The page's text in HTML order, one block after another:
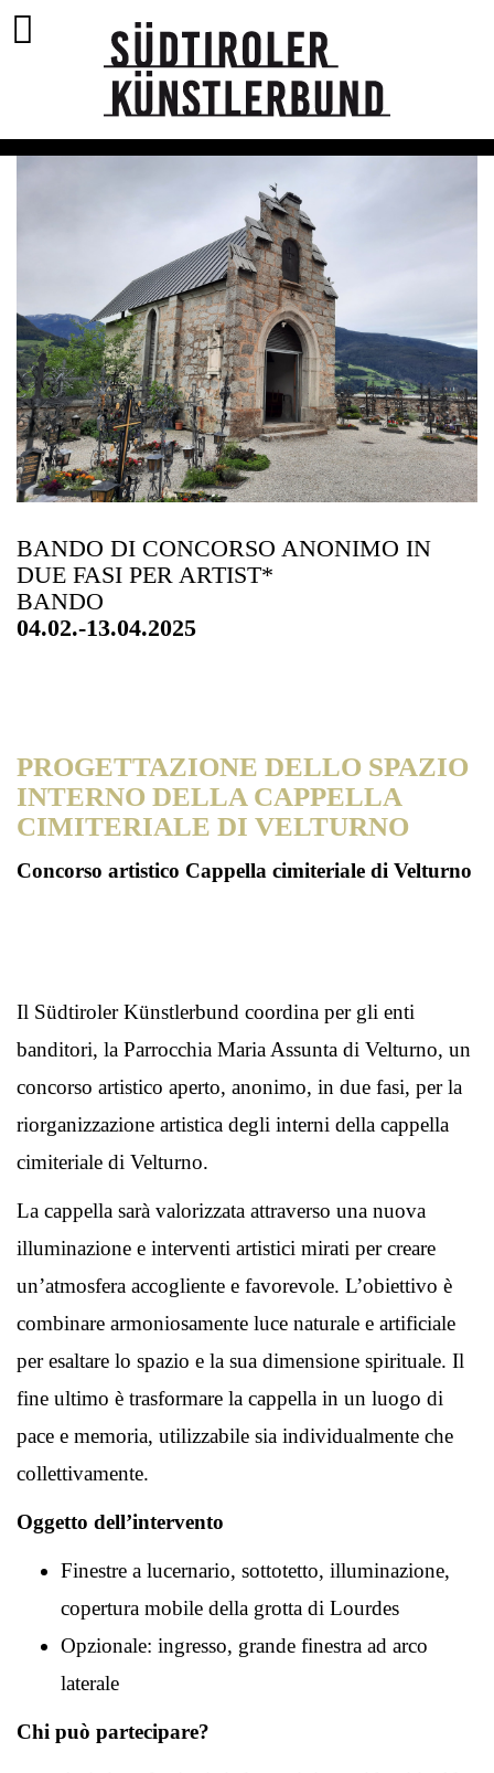
BANDO DI CONCORSO ANONIMO IN
DUE FASI PER ARTIST*
BANDO
04.02.-13.04.2025
PROGETTAZIONE DELLO SPAZIO
INTERNO DELLA CAPPELLA
CIMITERIALE DI VELTURNO
Concorso artistico Cappella cimiteriale di Velturno
Il Südtiroler Künstlerbund coordina per gli enti
banditori, la Parrocchia Maria Assunta di Velturno, un
concorso artistico aperto, anonimo, in due fasi, per la
riorganizzazione artistica degli interni della cappella
cimiteriale di Velturno.
La cappella sarà valorizzata attraverso una nuova
illuminazione e interventi artistici mirati per creare
un’atmosfera accogliente e favorevole. L’obiettivo è
combinare armoniosamente luce naturale e artificiale
per esaltare lo spazio e la sua dimensione spirituale. Il
fine ultimo è trasformare la cappella in un luogo di
pace e memoria, utilizzabile sia individualmente che
collettivamente.
Oggetto dell’intervento
Finestre a lucernario, sottotetto, illuminazione,
copertura mobile della grotta di Lourdes
Opzionale: ingresso, grande finestra ad arco
laterale
Chi può partecipare?